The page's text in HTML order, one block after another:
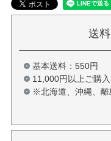
送
基本送料：550円
11,000円以上ご購
※北海道、沖縄、離